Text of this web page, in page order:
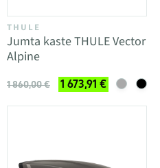
THULE
Jumta kaste THULE Vector
Alpine
1 860,00 € 1 673,91 €